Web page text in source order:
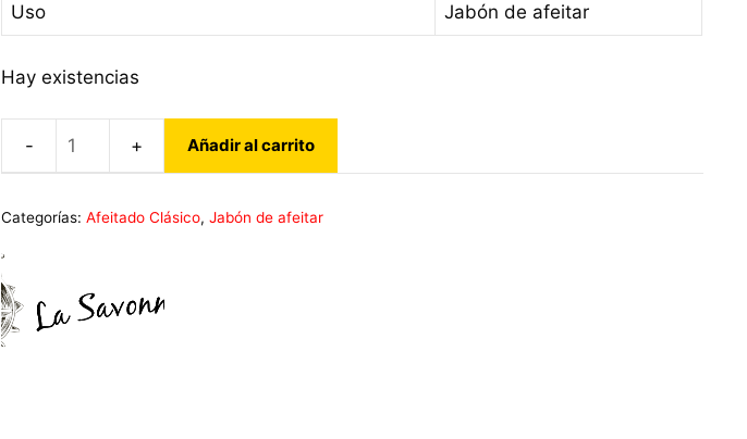
Uso Jabón de afeitar
Hay existencias
Afeitar
Leche
de
Burra
y
Añadir al carrito
Categorías:Afeitado Clásico,Jabón de afeitar